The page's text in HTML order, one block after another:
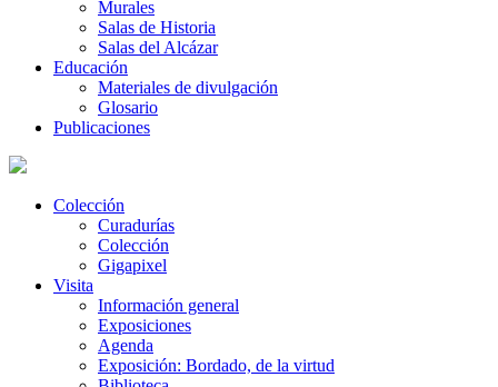
Murales
Salas de Historia
Salas del Alcázar
Educación
Materiales de divulgación
Glosario
Publicaciones
Colección
Curadurías
Colección
Gigapixel
Visita
Información general
Exposiciones
Agenda
Exposición: Bordado, de la virtud